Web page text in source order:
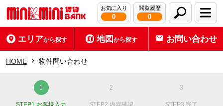
お気に入り
0
閲覧履歴
0
エリアから探す 地図から探す お問い合わせ
HOME 物件問い合わせ